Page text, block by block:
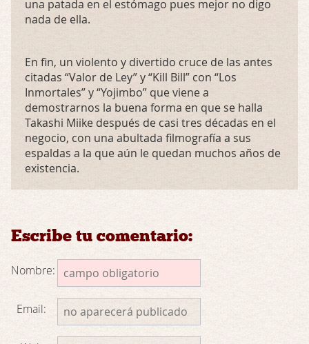
una patada en el estómago pues mejor no digo
nada de ella.
En fin, un violento y divertido cruce de las antes
citadas “Valor de Ley” y “Kill Bill” con “Los
Inmortales” y “Yojimbo” que viene a
demostrarnos la buena forma en que se halla
Takashi Miike después de casi tres décadas en el
negocio, con una abultada filmografía a sus
espaldas a la que aún le quedan muchos años de
existencia.
Escribe tu comentario:
Nombre:
Email: